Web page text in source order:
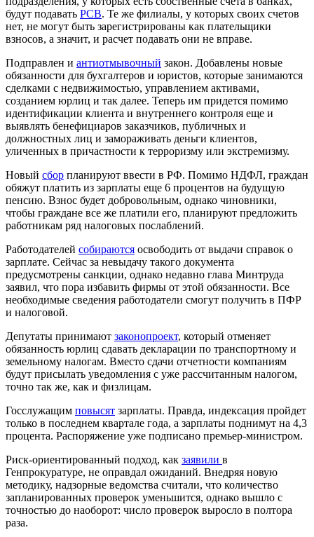
будут подавать РСВ. Те же филиалы, у которых своих счетов
нет, не могут быть зарегистрированы как плательщики
взносов, а значит, и расчет подавать они не вправе.
Подправлен и антиотмывочный закон. Добавлены новые
обязанности для бухгалтеров и юристов, которые занимаются
сделками с недвижимостью, управлением активами,
созданием юрлиц и так далее. Теперь им придется помимо
идентификации клиента и внутреннего контроля еще и
выявлять бенефициаров заказчиков, публичных и
должностных лиц и замораживать деньги клиентов,
уличенных в причастности к терроризму или экстремизму.
Новый сбор планируют ввести в РФ. Помимо НДФЛ, граждан
обяжут платить из зарплаты еще 6 процентов на будущую
пенсию. Взнос будет добровольным, однако чиновники,
чтобы граждане все же платили его, планируют предложить
работникам ряд налоговых послаблений.
Работодателей собираются освободить от выдачи справок о
зарплате. Сейчас за невыдачу такого документа
предусмотрены санкции, однако недавно глава Минтруда
заявил, что пора избавить фирмы от этой обязанности. Все
необходимые сведения работодатели смогут получить в ПФР
и налоговой.
Депутаты принимают законопроект, который отменяет
обязанность юрлиц сдавать декларации по транспортному и
земельному налогам. Вместо сдачи отчетности компаниям
будут присылать уведомления с уже рассчитанным налогом,
точно так же, как и физлицам.
Госслужащим повысят зарплаты. Правда, индексация пройдет
только в последнем квартале года, а зарплаты поднимут на 4,3
процента. Распоряжение уже подписано премьер-министром.
Риск-ориентированный подход, как заявили в
Генпрокуратуре, не оправдал ожиданий. Внедряя новую
методику, надзорные ведомства считали, что количество
запланированных проверок уменьшится, однако вышло с
точностью до наоборот: число проверок выросло в полтора
раза.